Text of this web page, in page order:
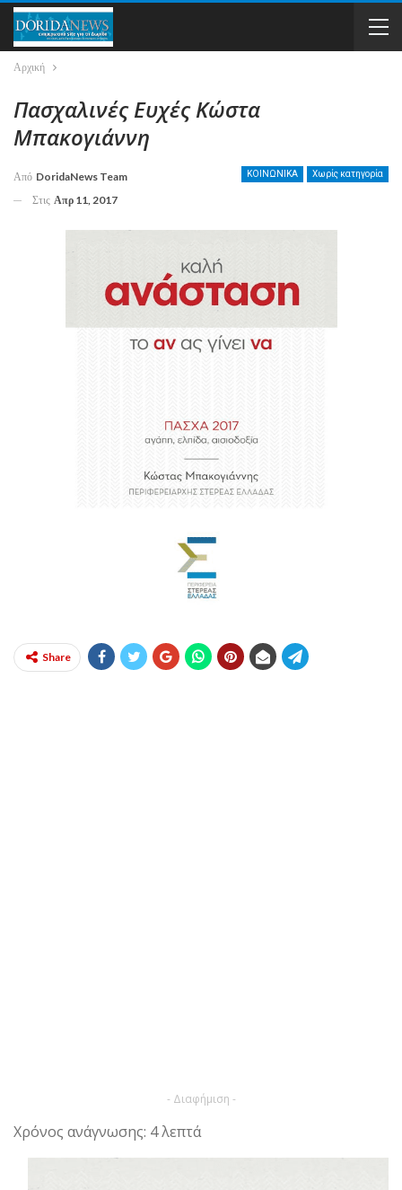
Αρχική
Πασχαλινές Ευχές Κώστα
Μπακογιάννη
ΚΟΙΝΩΝΙΚΑ Χωρίς κατηγορία
Από DoridaNews Team
Στις Απρ 11, 2017
Share
- Διαφήμιση -
Χρόνος ανάγνωσης: 4 λεπτά